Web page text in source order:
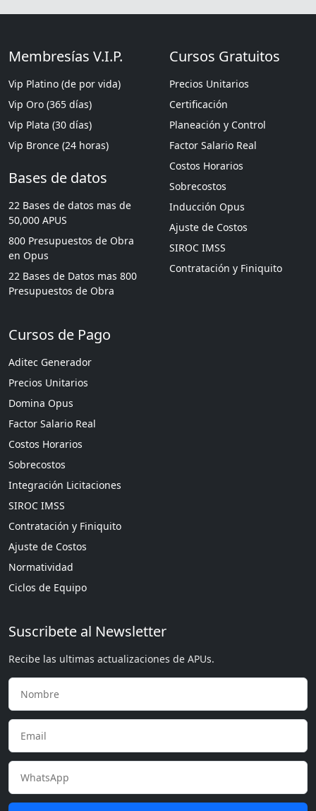
Membresías V.I.P.
Vip Platino (de por vida)
Vip Oro (365 días)
Vip Plata (30 días)
Vip Bronce (24 horas)
Bases de datos
22 Bases de datos mas de
50,000 APUS
800 Presupuestos de Obra
en Opus
22 Bases de Datos mas 800
Presupuestos de Obra
Cursos Gratuitos
Precios Unitarios
Certificación
Planeación y Control
Factor Salario Real
Costos Horarios
Sobrecostos
Inducción Opus
Ajuste de Costos
SIROC IMSS
Contratación y Finiquito
Cursos de Pago
Aditec Generador
Precios Unitarios
Domina Opus
Factor Salario Real
Costos Horarios
Sobrecostos
Integración Licitaciones
SIROC IMSS
Contratación y Finiquito
Ajuste de Costos
Normatividad
Ciclos de Equipo
Suscribete al Newsletter
Recibe las ultimas actualizaciones de APUs.